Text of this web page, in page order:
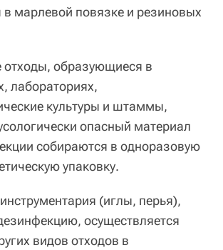
в марлевой повязке и резиновых
отходы, образующиеся в
лабораториях,
культуры и штаммы,
опасный материал
собираются в одноразовую
упаковку.
(иглы, перья),
осуществляется
видов отходов в